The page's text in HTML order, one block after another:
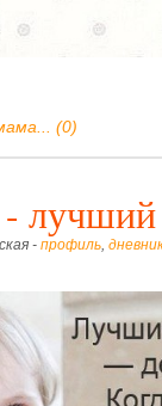
(0)
лучший
- профиль,